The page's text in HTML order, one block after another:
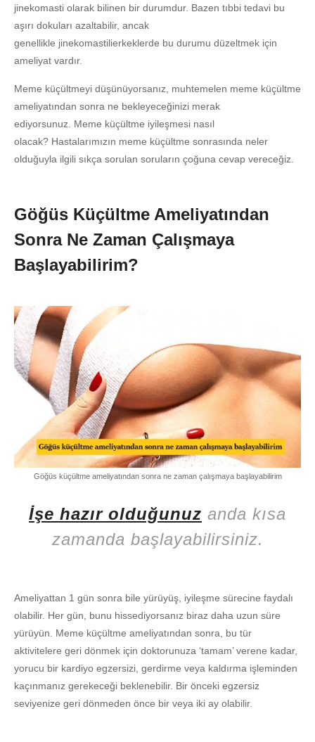
jinekomasti olarak bilinen bir durumdur. Bazen tıbbi tedavi bu
aşırı dokuları azaltabilir, ancak
genellikle jinekomastilierkeklerde bu durumu düzeltmek için
ameliyat vardır.
Meme küçültmeyi düşünüyorsanız, muhtemelen meme küçültme
ameliyatından sonra ne bekleyeceğinizi merak
ediyorsunuz. Meme küçültme iyileşmesi nasıl
olacak? Hastalarımızın meme küçültme sonrasında neler
olduğuyla ilgili sıkça sorulan soruların çoğuna cevap vereceğiz.
Göğüs Küçültme Ameliyatından
Sonra Ne Zaman Çalışmaya
Başlayabilirim?
Göğüs küçültme ameliyatından sonra ne zaman çalışmaya başlayabilirim
İşe hazır olduğunuz anda kısa
zamanda başlayabilirsiniz.
Ameliyattan 1 gün sonra bile yürüyüş, iyileşme sürecine faydalı
olabilir. Her gün, bunu hissediyorsanız biraz daha uzun süre
yürüyün. Meme küçültme ameliyatından sonra, bu tür
aktivitelere geri dönmek için doktorunuza ‘tamam’ verene kadar,
yorucu bir kardiyo egzersizi, gerdirme veya kaldırma işleminden
kaçınmanız gerekeceği beklenebilir. Bir önceki egzersiz
seviyenize geri dönmeden önce bir veya iki ay olabilir.